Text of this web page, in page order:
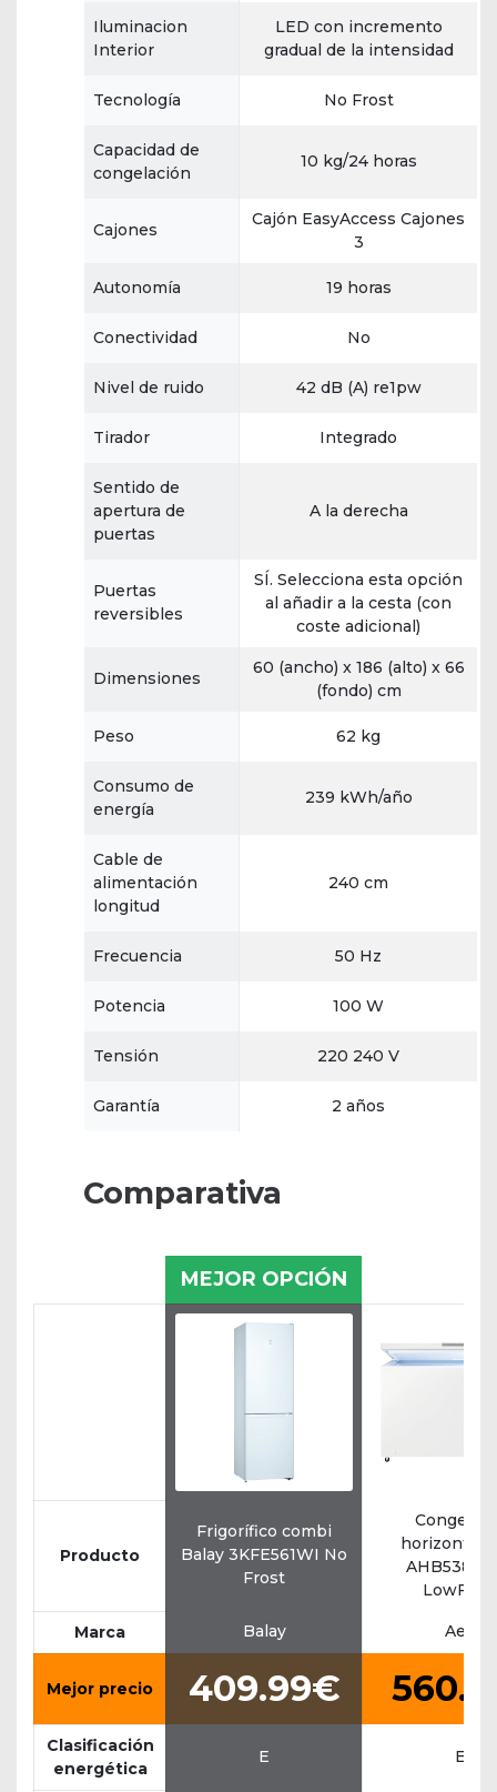
Iluminacion
Interior
LED con incremento
gradual de la intensidad
Tecnología No Frost
Capacidad de
congelación
10 kg/24 horas
Cajones
Cajón EasyAccess Cajones
3
Autonomía 19 horas
Conectividad No
Nivel de ruido 42 dB (A) re1pw
Tirador Integrado
Sentido de
apertura de
puertas
A la derecha
Puertas
reversibles
SÍ. Selecciona esta opción
al añadir a la cesta (con
coste adicional)
Dimensiones
60 (ancho) x 186 (alto) x 66
(fondo) cm
Peso 62 kg
Consumo de
energía
239 kWh/año
Cable de
alimentación
longitud
240 cm
Frecuencia 50 Hz
Potencia 100 W
Tensión 220 240 V
Garantía 2 años
Comparativa
MEJOR OPCIÓN
Producto
Frigorífico combi
Balay 3KFE561WI No
Frost
horizontal
Marca Balay Aeg
Mejor precio 409.99€
Clasificación
energética
E E